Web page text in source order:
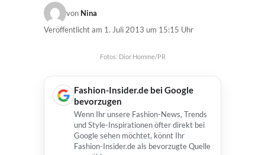
von Nina
Veröffentlicht am 1. Juli 2013 um 15:15 Uhr
Fotos: Dior Homme/PR
Fashion-Insider.de bei Google
bevorzugen
Wenn Ihr unsere Fashion-News, Trends
und Style-Inspirationen öfter direkt bei
Google sehen möchtet, könnt Ihr
Fashion-Insider.de als bevorzugte Quelle